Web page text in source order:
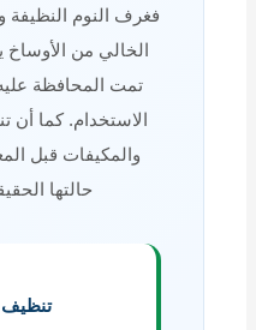
فغرف النوم النظيفة
الخالي من الأوساخ
تمت المحافظة
الاستخدام. كما أن
والمكيفات قبل
حالتها
تنظيف